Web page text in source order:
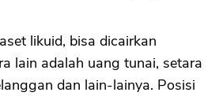
likuid, bisa dicairkan
lain adalah uang tunai, setara
dan lain-lainya. Posisi